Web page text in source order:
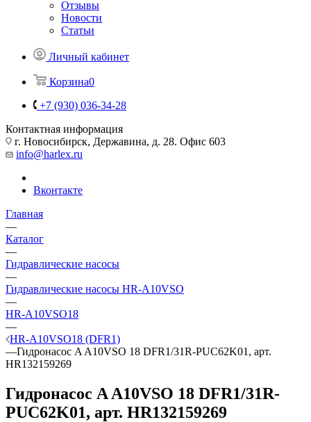
Отзывы
Новости
Статьи
Личный кабинет
Корзина0
+7 (930) 036-34-28
Контактная информация
г. Новосибирск, Державина, д. 28. Офис 603
info@harlex.ru
Вконтакте
Главная
—
Каталог
—
Гидравлические насосы
—
Гидравлические насосы HR-A10VSO
—
HR-A10VSO18
—
HR-A10VSO18 (DFR1)
—Гидронасос A A10VSO 18 DFR1/31R-PUC62K01, арт.
HR132159269
Гидронасос A A10VSO 18 DFR1/31R-
PUC62K01, арт. HR132159269